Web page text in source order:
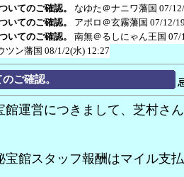
いてのご確認。
なゆた＠ナニワ藩国 07/
いてのご確認。
アポロ＠玄霧藩国 07/12/
いてのご確認。
南無＠るしにゃん王国 07/
ツン藩国 08/1/2(水) 12:27
ご確認。
館運営につきまして、芝村さ
宝館スタッフ報酬はマイル支